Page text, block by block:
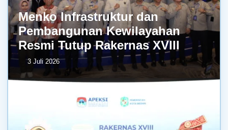
Menko Infrastruktur dan
Pembangunan Kewilayahan
Resmi Tutup Rakernas XVIII
3 Juli 2026